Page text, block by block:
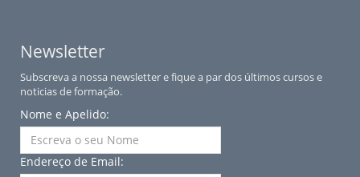
Newsletter
Subscreva a nossa newsletter e fique a par dos últimos cursos e
noticias de formação.
Nome e Apelido:
Endereço de Email: